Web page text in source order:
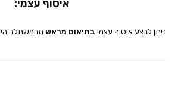
איסוף עצמי:
ניתן לבצע איסוף עצמי בתיאום מראש מהמשתלה